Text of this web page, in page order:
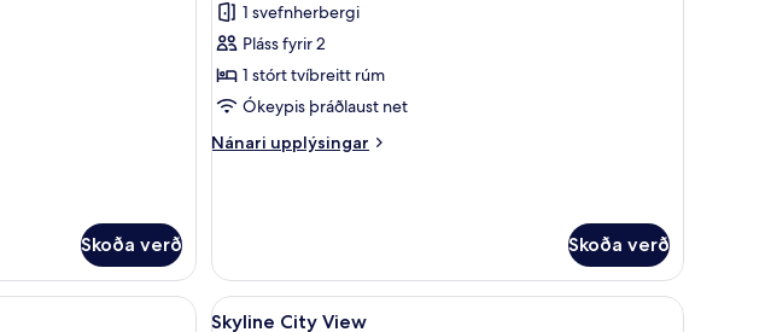
Skoða verð
Spa
Sanctuary
Suite
1 svefnherbergi
Pláss fyrir 2
1 stórt tvíbreitt rúm
Ókeypis þráðlaust net
Nánari upplýsingar
Nánari
Skoða verð
úr egypskri bómull, rúmföt af bestu gerð, míníbar
Skoða
Rúmföt úr egypskri bómull, rúmföt af bestu
7
Skyline City View